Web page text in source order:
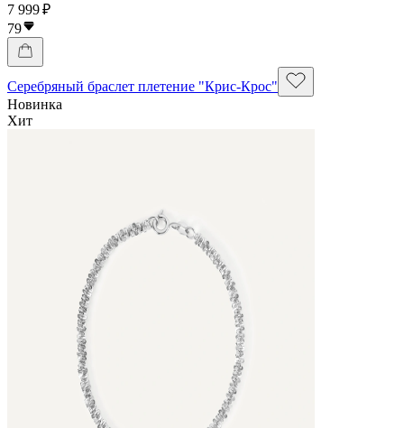
7 999 ₽
79
Серебряный браслет плетение "Крис-Крос"
Новинка
Хит